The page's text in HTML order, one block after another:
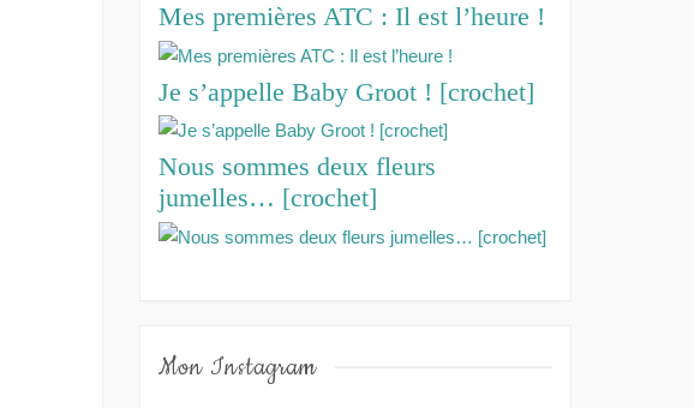
Mes premières ATC : Il est l’heure !
Je s’appelle Baby Groot ! [crochet]
Nous sommes deux fleurs
jumelles… [crochet]
Mon Instagram